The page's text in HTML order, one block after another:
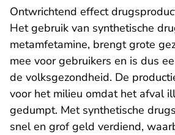
Ontwrichtend effect
Het gebruik van synthetische
metamfetamine, brengt grote
mee voor gebruikers en is dus
de volksgezondheid. De
voor het milieu omdat het afval
gedumpt. Met synthetische
snel en grof geld verdiend,